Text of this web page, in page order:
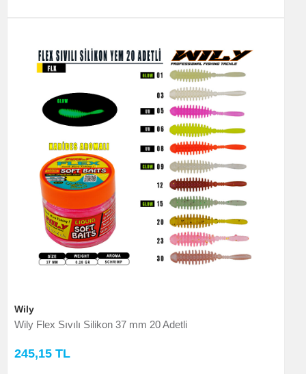
Wily
Wily Flex Sıvılı Silikon 37 mm 20 Adetli
245,15 TL